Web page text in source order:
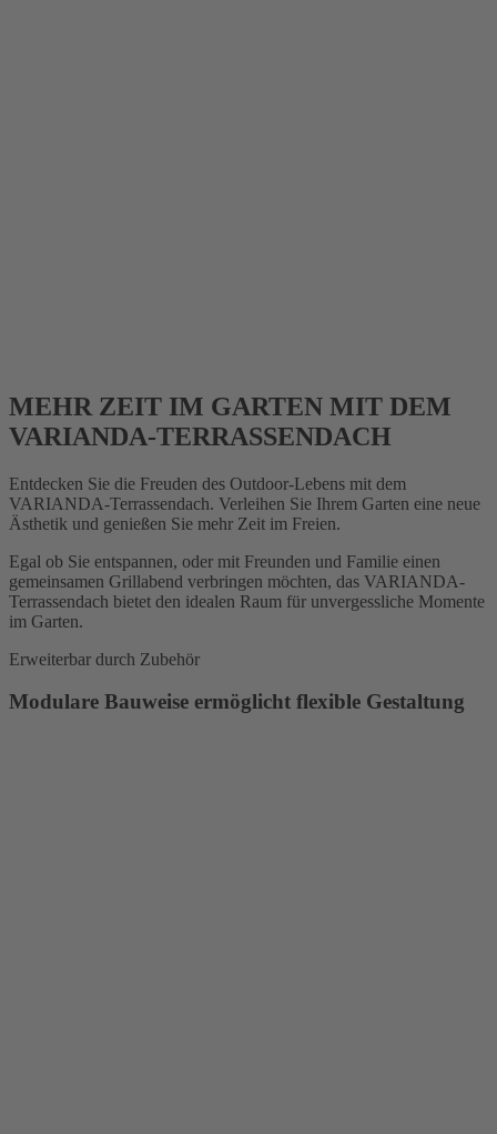
MEHR ZEIT IM GARTEN MIT DEM
VARIANDA-TERRASSENDACH
Entdecken Sie die Freuden des Outdoor-Lebens mit dem
VARIANDA-Terrassendach. Verleihen Sie Ihrem Garten eine neue
Ästhetik und genießen Sie mehr Zeit im Freien.
Egal ob Sie entspannen, oder mit Freunden und Familie einen
gemeinsamen Grillabend verbringen möchten, das VARIANDA-
Terrassendach bietet den idealen Raum für unvergessliche Momente
im Garten.
Erweiterbar durch Zubehör
Modulare Bauweise ermöglicht flexible Gestaltung